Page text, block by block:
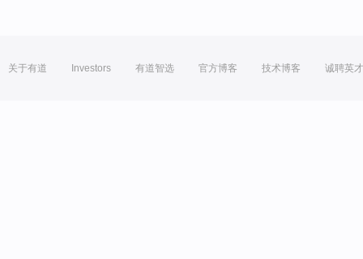
关于有道 Investors 有道智选 官方博客 技术博客 诚聘英才